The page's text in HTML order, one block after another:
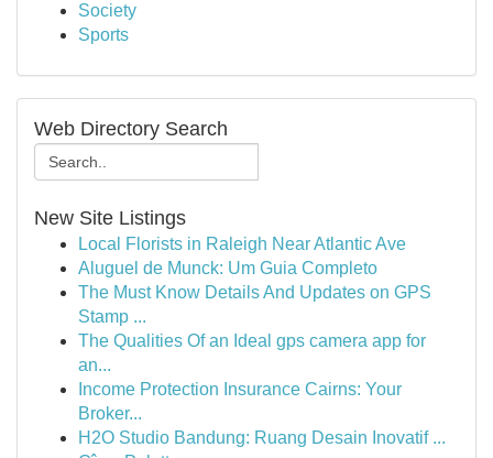
Society
Sports
Web Directory Search
New Site Listings
Local Florists in Raleigh Near Atlantic Ave
Aluguel de Munck: Um Guia Completo
The Must Know Details And Updates on GPS
Stamp ...
The Qualities Of an Ideal gps camera app for
an...
Income Protection Insurance Cairns: Your
Broker...
H2O Studio Bandung: Ruang Desain Inovatif ...